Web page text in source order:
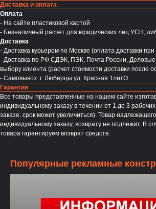
Доставка и оплата
Оплата
- На сайте пластиковой картой
- Безналичный расчет для юридических лиц УСН,
Доставка
- Доставка курьером по Москве (оплата доставки
- Доставка по РФ СДЭК, ПЭК, Почта России,
выбору клиента (расчет стоимости доставки после
- Самовывоз: г. Люберцы ул. Красная 1литО
Гарантия
Все товары представленные на нашем сайте
индивидуальному заказу в течении от 1 до 3
заказе, срок может увеличиться). Товар
индивидуальному заказу, возврату не подлежит. В
товара гарантируем возврат средств.
Популярные рекламные